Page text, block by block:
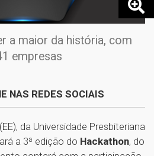
a maior da história, com
empresas
NAS REDES SOCIAIS
da Universidade Presbiteriana
a 3ª edição do Hackathon, do